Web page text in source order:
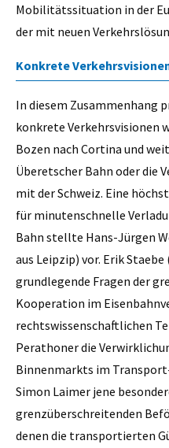
Mobilitätssituation in der
der mit neuen
Konkrete
In diesem Zusammenhang
konkrete Verkehrsvisionen
Bozen nach Cortina und
Überetscher Bahn oder die
mit der Schweiz. Eine
für minutenschnelle
Bahn stellte Hans-Jürgen
aus Leipzip) vor. Erik
grundlegende Fragen der
Kooperation im
rechtswissenschaftlichen
Perathoner die
Binnenmarkts im
Simon Laimer jene
grenzüberschreitenden
denen die transportierten